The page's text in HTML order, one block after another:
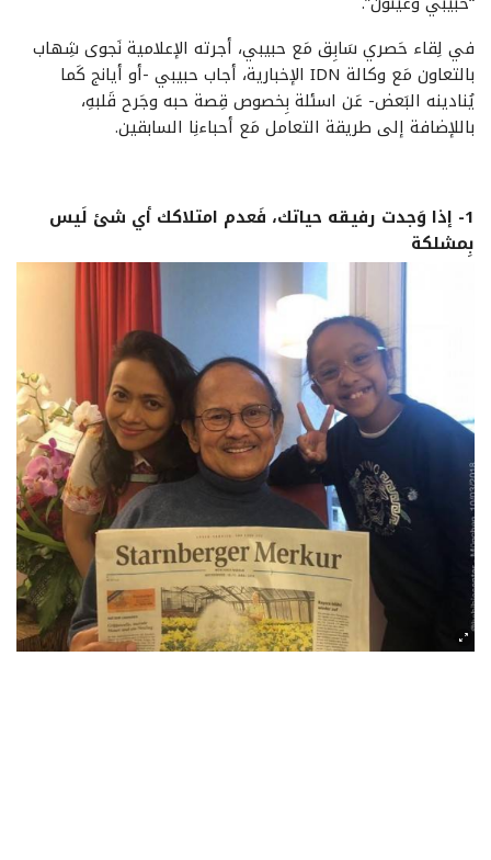
في لِقاء حَصري سَابِق مَع حبيبي، أجرته الإعلامية نَجوى شِهاب
بالتعاون مَع وكالة IDN الإخبارية، أجاب حبيبي -أو أيانج كَما
يُنادينه البَعض- عَن اسئلة بِخصوص قِصة حبه وجَرح قَلبهِ،
باللإضافة إلى طريقة التعامل مَع أحباءنِا السابقين.
1- إذا وَجدت رفيقه حياتك، فَعدم امتلاكك أي شئ لَيس
بِمشلكة